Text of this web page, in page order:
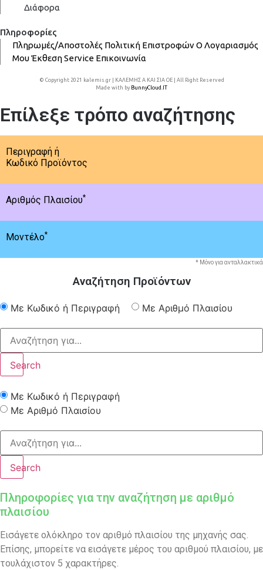
Διάφορα
Πληροφορίες
Πληρωμές/Αποστολές Πολιτική ΕπιστροφώνΟ Λογαριασμός
ΜουΈκθεσηService Επικοινωνία
© Copyright 2021 kalemis.gr | ΚΑΛΕΜΗΣ Α ΚΑΙ ΣΙΑ ΟΕ | All Right Reserved
Made with by BunnyCloud.IT
Επίλεξε τρόπο αναζήτησης
Περιγραφή ή
Κωδικό Προϊόντος
Αριθμός Πλαισίου*
Μοντέλο*
* Μόνο για ανταλλακτικά
Αναζήτηση Προϊόντων
Με Κωδικό ή Περιγραφή Με Αριθμό Πλαισίου
Search
Με Κωδικό ή Περιγραφή
Με Αριθμό Πλαισίου
Search
Πληροφορίες για την αναζήτηση με αριθμό
πλαισίου
Εισάγετε ολόκληρο τον αριθμό πλαισίου της μηχανής σας.
Επίσης, μπορείτε να εισάγετε μέρος του αριθμού πλαισίου, με
τουλάχιστον 5 χαρακτήρες.